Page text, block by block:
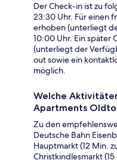
Der Check-in ist zu
23:30 Uhr. Für einen
erhoben (unterliegt
10:00 Uhr. Ein später
(unterliegt der
out sowie ein
möglich.
Welche
Apartments
Zu den
Deutsche Bahn
Hauptmarkt (12 Min.
Christkindlesmarkt